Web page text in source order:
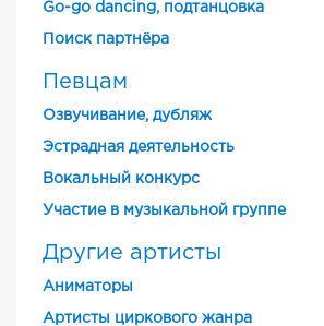
Go-go dancing, подтанцовка
Поиск партнёра
Певцам
Озвучивание, дубляж
Эстрадная деятельность
Вокальный конкурс
Участие в музыкальной группе
Другие артисты
Аниматоры
Артисты циркового жанра